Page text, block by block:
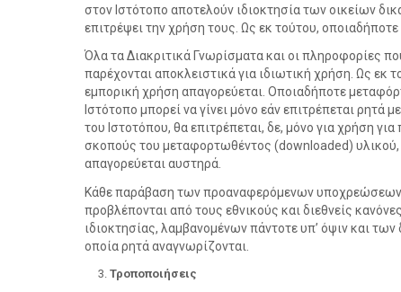
στον Ιστότοπο αποτελούν ιδιοκτησία των οικείων
επιτρέψει την χρήση τους. Ως εκ τούτου,
Όλα τα Διακριτικά Γνωρίσματα και οι πληροφορίες
παρέχονται αποκλειστικά για ιδιωτική χρήση. Ως εκ
εμπορική χρήση απαγορεύεται. Οποιαδήποτε
Ιστότοπο μπορεί να γίνει μόνο εάν επιτρέπεται ρητά
του Ιστοτόπου, θα επιτρέπεται, δε, μόνο για χρήση
σκοπούς του μεταφορτωθέντος (downloaded)
απαγορεύεται αυστηρά.
Κάθε παράβαση των προαναφερόμενων υποχρεώσεων
προβλέπονται από τους εθνικούς και διεθνείς
ιδιοκτησίας, λαμβανομένων πάντοτε υπ’ όψιν και
οποία ρητά αναγνωρίζονται.
Τροποποιήσεις